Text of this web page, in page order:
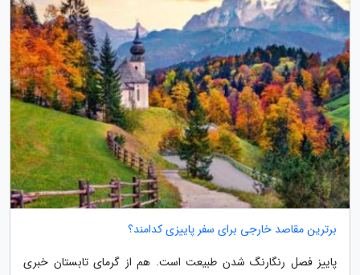
برترین مقاصد خارجی برای سفر پاییزی کدامند؟
پاییز فصل رنگارنگ شدن طبیعت است. هم از گرمای تابستان خبری